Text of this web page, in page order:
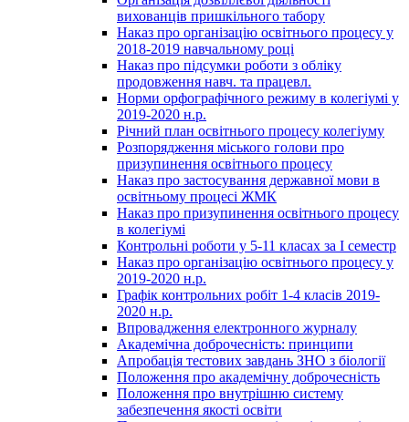
вихованців пришкільного табору
Наказ про організацію освітнього процесу у
2018-2019 навчальному році
Наказ про підсумки роботи з обліку
продовження навч. та працевл.
Норми орфографічного режиму в колегіумі у
2019-2020 н.р.
Річний план освітнього процесу колегіуму
Розпорядження міського голови про
призупинення освітнього процесу
Наказ про застосування державної мови в
освітньому процесі ЖМК
Наказ про призупинення освітнього процесу
в колегіумі
Контрольні роботи у 5-11 класах за І семестр
Наказ про організацію освітнього процесу у
2019-2020 н.р.
Графік контрольних робіт 1-4 класів 2019-
2020 н.р.
Впровадження електронного журналу
Академічна доброчесність: принципи
Апробація тестових завдань ЗНО з біології
Положення про академічну доброчесність
Положення про внутрішню систему
забезпечення якості освіти